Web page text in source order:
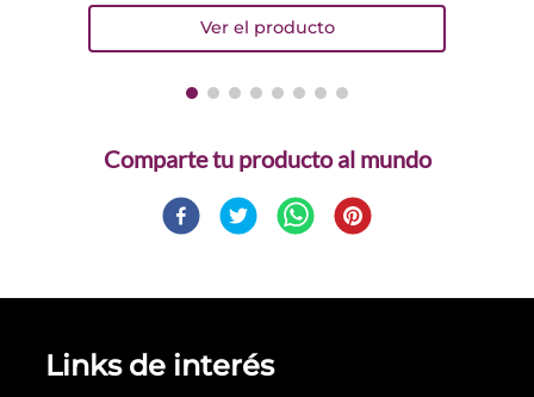
Comparte
Links de interés